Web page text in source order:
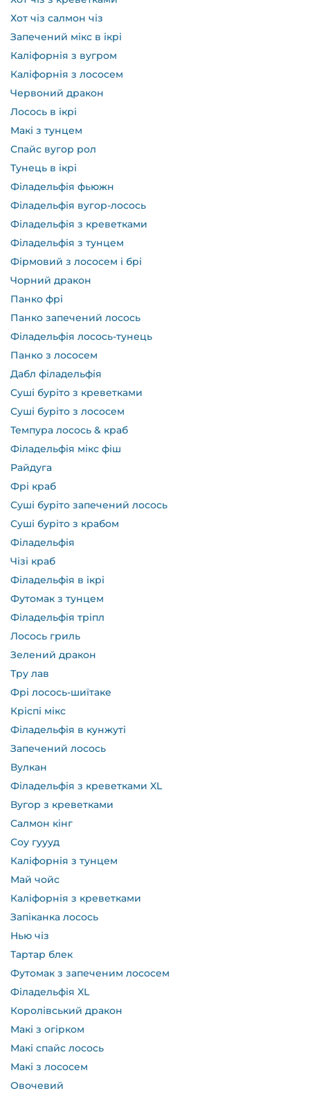
Хот чіз салмон чіз
Запечений мікс в ікрі
Каліфорнія з вугром
Каліфорнія з лососем
Червоний дракон
Лосось в ікрі
Макі з тунцем
Спайс вугор рол
Тунець в ікрі
Філадельфія фьюжн
Філадельфія вугор-лосось
Філадельфія з креветками
Філадельфія з тунцем
Фірмовий з лососем і брі
Чорний дракон
Панко фрі
Панко запечений лосось
Філадельфія лосось-тунець
Панко з лососем
Дабл філадельфія
Суші буріто з креветками
Суші буріто з лососем
Темпура лосось & краб
Філадельфія мікс фіш
Райдуга
Фрі краб
Суші буріто запечений лосось
Суші буріто з крабом
Філадельфія
Чізі краб
Філадельфія в ікрі
Футомак з тунцем
Філадельфія тріпл
Лосось гриль
Зелений дракон
Тру лав
Фрі лосось-шиїтаке
Кріспі мікс
Філадельфія в кунжуті
Запечений лосось
Вулкан
Філадельфія з креветками XL
Вугор з креветками
Салмон кінг
Соу гуууд
Каліфорнія з тунцем
Май чойс
Каліфорнія з креветками
Запіканка лосось
Нью чіз
Тартар блек
Футомак з запеченим лососем
Філадельфія XL
Королівський дракон
Макі з огірком
Макі спайс лосось
Макі з лососем
Овочевий